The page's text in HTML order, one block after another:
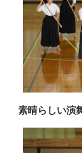
素晴らしい演